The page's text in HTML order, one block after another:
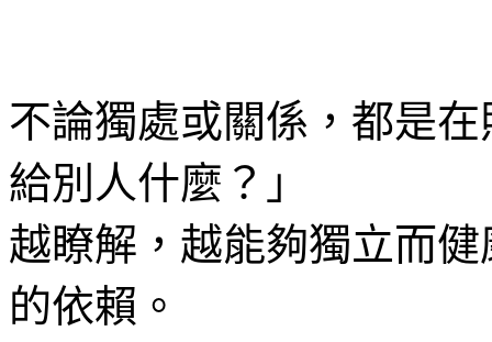
不論獨處或關係，都是
給別人什麼？」
越瞭解，越能夠獨立而
的依賴。